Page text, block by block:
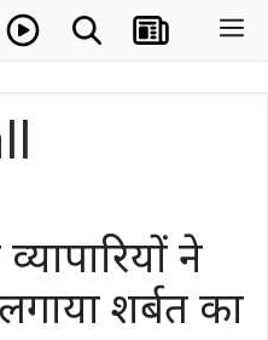
ने
शर्बत का